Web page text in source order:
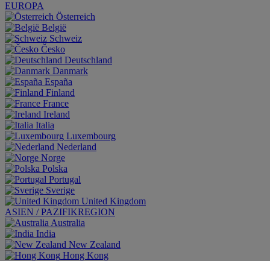
EUROPA
Österreich
België
Schweiz
Česko
Deutschland
Danmark
España
Finland
France
Ireland
Italia
Luxembourg
Nederland
Norge
Polska
Portugal
Sverige
United Kingdom
ASIEN / PAZIFIKREGION
Australia
India
New Zealand
Hong Kong